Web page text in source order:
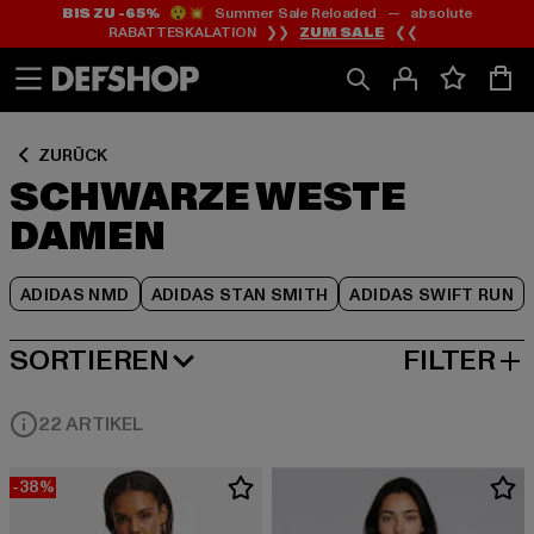
Zum
Inhalt
springen
Zum
Fußzeile
springen
BIS ZU -65%😲💥 Summer Sale Reloaded — absolute
RABATTESKALATION ❯❯ ZUM SALE ❮❮
ZURÜCK
SCHWARZE WESTE
DAMEN
ADIDAS NMD ADIDAS STAN SMITH ADIDAS SWIFT RUN
Zum
Produktraster
springen
SORTIEREN
BELIEBTESTE FILTER
22 ARTIKEL
-38%